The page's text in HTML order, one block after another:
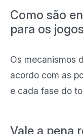
Como são
para os
Os mecanismos
acordo com as
e cada fase do
Vale a pena